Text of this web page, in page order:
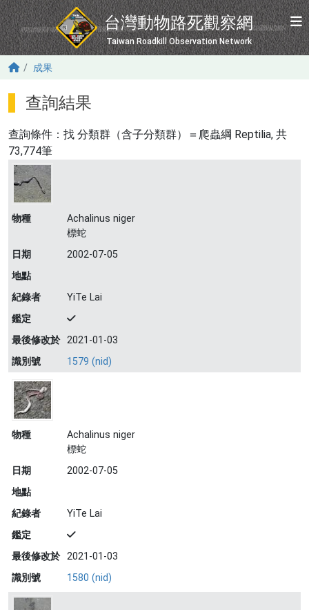
移至主內容
台灣動物路死觀察網
Taiwan Roadkill Observation Network
成果
查詢結果
查詢條件：找 分類群（含子分類群）＝爬蟲綱 Reptilia, 共
73,774筆
物種
Achalinus niger
標蛇
日期
2002-07-05
地點
紀錄者
YiTe Lai
鑑定
最後修改於 2021-01-03
識別號
1579 (nid)
物種
Achalinus niger
標蛇
日期
2002-07-05
地點
紀錄者
YiTe Lai
鑑定
最後修改於 2021-01-03
識別號
1580 (nid)